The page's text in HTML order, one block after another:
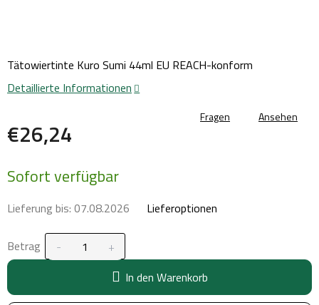
€26,24
Sofort verfügbar
Lieferung bis: 07.08.2026 Lieferoptionen
Betrag
In den Warenkorb
Tätowiertinte Kuro Sumi 44ml EU REACH-konform
Detaillierte Informationen
Fragen Ansehen